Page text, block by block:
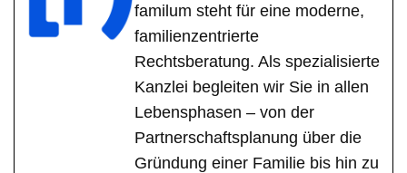
familum steht für eine moderne,
familienzentrierte
Rechtsberatung. Als spezialisierte
Kanzlei begleiten wir Sie in allen
Lebensphasen – von der
Partnerschaftsplanung über die
Gründung einer Familie bis hin zu